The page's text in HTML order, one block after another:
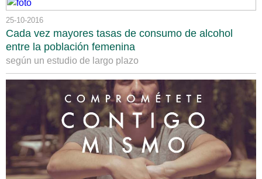
25-10-2016
Cada vez mayores tasas de consumo de alcohol
entre la población femenina
según un estudio de largo plazo